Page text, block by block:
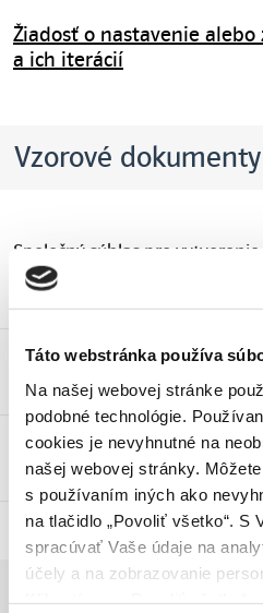
Táto webstránka používa
Na našej webovej stránke
podobné technológie.
cookies je nevyhnutné na
našej webovej stránky.
s používaním iných ako
na tlačidlo „Povoliť všetko“. S
spracúvať Vaše údaje na
účely a na zobrazovanie
Žiadosť o nastavenie
a ich iterácií
Vzorové dokumenty
Spoločný súhlas pre
konať za skupinu a zaradenie
zdieľania – vzor vyplnenia
Plnomocenstvo na zastúpenie
podnikateľ
Čestné vyhlásenie výrobcu do
vyplnenia podnikateľ
Informácie o